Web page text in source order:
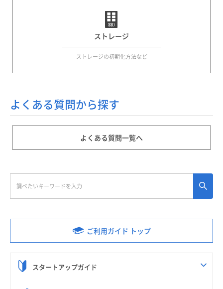
ご利用ガイド トップ
スタートアップガイド
ストレージ
ストレージの初期化方法など
よくある質問から探す
よくある質問一覧へ